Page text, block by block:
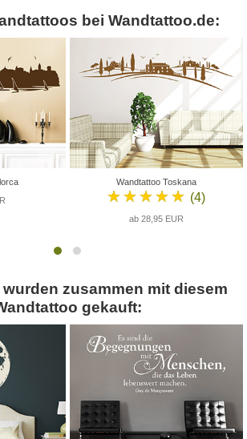
bei Wandtattoo.de:
Wandtattoo Toskana
★★★★★ (4)
ab 28,95 EUR
zusammen mit diesem
gekauft: